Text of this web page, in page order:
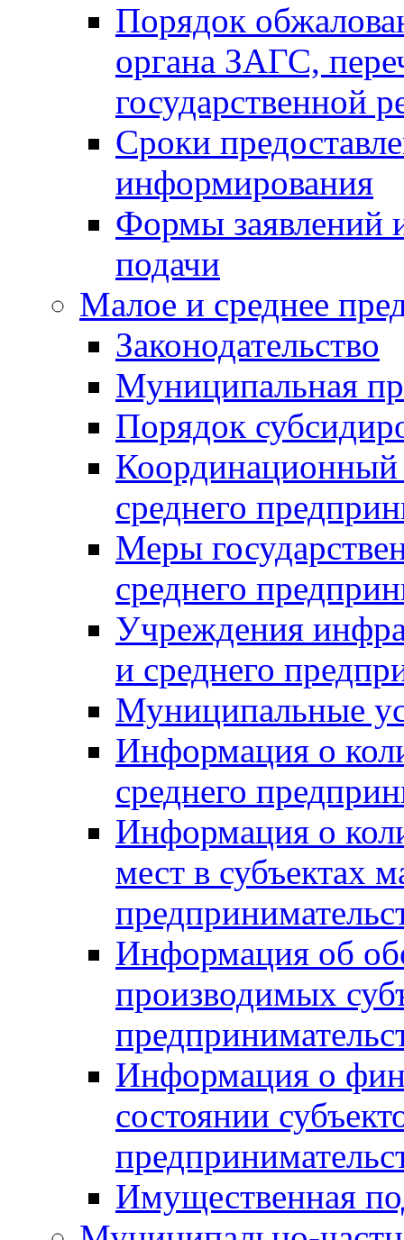
Порядок
органа ЗАГС,
государственной
Сроки
информирования
Формы заявлений
подачи
Малое и среднее
Законодательство
Муниципальная
Порядок
Координационный
среднего
Меры
среднего
Учреждения
и среднего
Муниципальные
Информация о
среднего
Информация о
мест в субъектах
Информация об
производимых
Информация о
состоянии
Имущественная